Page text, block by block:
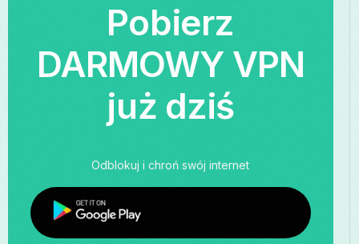
Pobierz
DARMOWY VPN
już dziś
Odblokuj i chroń swój internet